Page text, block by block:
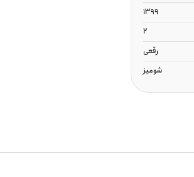
1399
2
رقعی
شومیز